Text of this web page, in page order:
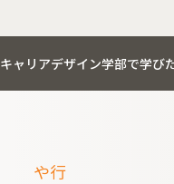
キャリアデザイン学部で学び
や行